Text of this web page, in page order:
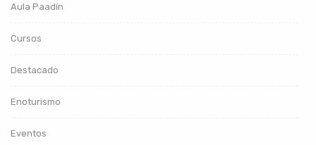
Aula Paadín
Cursos
Destacado
Enoturismo
Eventos